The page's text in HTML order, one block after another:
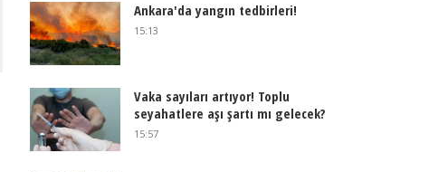
Ankara'da yangın tedbirleri!
15:13
Vaka sayıları artıyor! Toplu
seyahatlere aşı şartı mı gelecek?
15:57